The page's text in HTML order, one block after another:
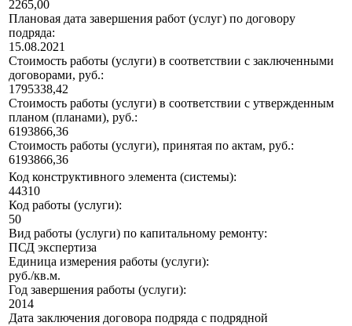
2265,00
Плановая дата завершения работ (услуг) по договору
подряда:
15.08.2021
Стоимость работы (услуги) в соответствии с заключенными
договорами, руб.:
1795338,42
Стоимость работы (услуги) в соответствии с утвержденным
планом (планами), руб.:
6193866,36
Стоимость работы (услуги), принятая по актам, руб.:
6193866,36
Код конструктивного элемента (системы):
44310
Код работы (услуги):
50
Вид работы (услуги) по капитальному ремонту:
ПСД экспертиза
Единица измерения работы (услуги):
руб./кв.м.
Год завершения работы (услуги):
2014
Дата заключения договора подряда с подрядной